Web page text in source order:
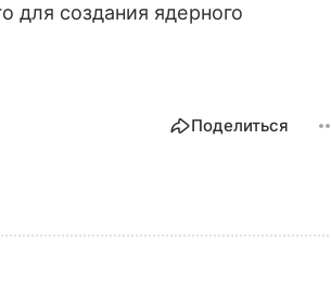
для создания ядерного
Поделиться